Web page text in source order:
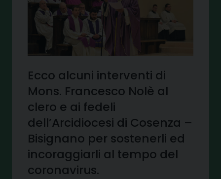
Ecco alcuni interventi di
Mons. Francesco Nolè al
clero e ai fedeli
dell’Arcidiocesi di Cosenza –
Bisignano per sostenerli ed
incoraggiarli al tempo del
coronavirus.